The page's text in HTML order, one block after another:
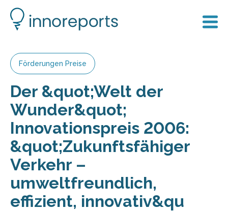
Förderungen Preise
Der &quot;Welt der
Wunder&quot;
Innovationspreis 2006:
&quot;Zukunftsfähiger
Verkehr –
umweltfreundlich,
effizient, innovativ&qu